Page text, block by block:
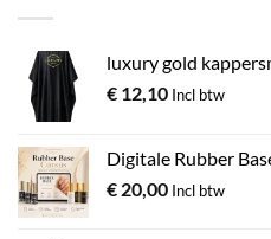
luxury gold
€ 12,10 Incl btw
Digitale Rubber
€ 20,00 Incl btw